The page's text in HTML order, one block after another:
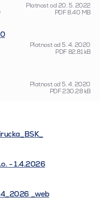
Platnost od20. 5. 2022
PDF8.40 MB
Platnost od 5. 4. 2020
PDF82.81 kB
Platnost od 5. 4. 2020
PDF230.28 kB
- 1.4.2026
_web